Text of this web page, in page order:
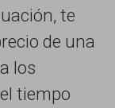
te
de una
los
tiempo